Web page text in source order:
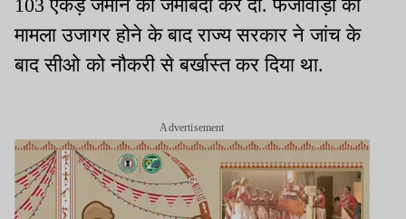
103 एकड़ जमीन की जमाबंदी कर दी. फर्जीवाड़ा का
मामला उजागर होने के बाद राज्य सरकार ने जांच के
बाद सीओ को नौकरी से बर्खास्त कर दिया था.
Advertisement